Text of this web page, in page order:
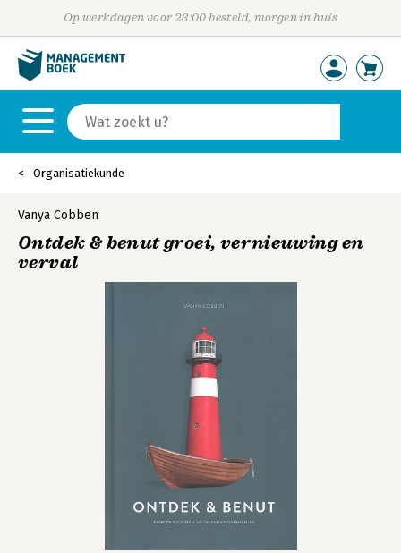
Op werkdagen voor 23:00 besteld, morgen in huis
Organisatiekunde
Vanya Cobben
Ontdek & benut groei, vernieuwing en
verval